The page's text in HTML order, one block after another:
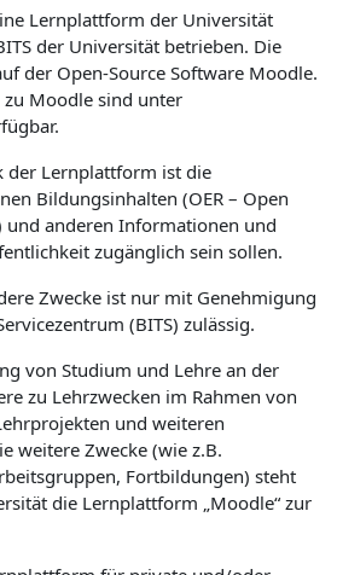
Lernplattform der Universität
der Universität betrieben. Die
der Open-Source Software Moodle.
Moodle sind unter
der Lernplattform ist die
Bildungsinhalten (OER – Open
und anderen Informationen und
zugänglich sein sollen.
Zwecke ist nur mit Genehmigung
(BITS) zulässig.
von Studium und Lehre an der
zu Lehrzwecken im Rahmen von
und weiteren
weitere Zwecke (wie z.B.
Fortbildungen) steht
die Lernplattform „Moodle“ zur